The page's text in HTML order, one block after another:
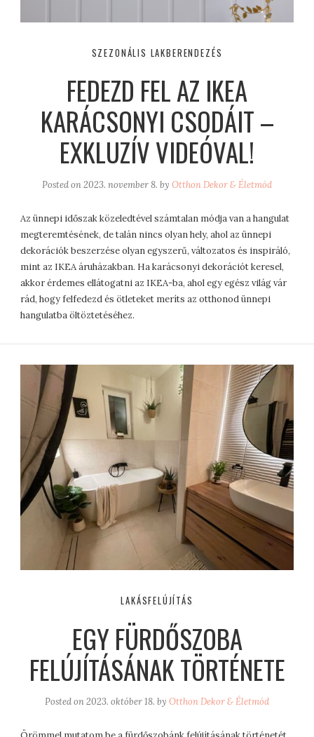
SZEZONÁLIS LAKBERENDEZÉS
FEDEZD FEL AZ IKEA
KARÁCSONYI CSODÁIT –
EXKLUZÍV VIDEÓVAL!
Posted on2023. november 8. by Otthon Dekor & Életmód
Az ünnepi időszak közeledtével számtalan módja van a hangulat
megteremtésének, de talán nincs olyan hely, ahol az ünnepi
dekorációk beszerzése olyan egyszerű, változatos és inspiráló,
mint az IKEA áruházakban. Ha karácsonyi dekorációt keresel,
akkor érdemes ellátogatni az IKEA-ba, ahol egy egész világ vár
rád, hogy felfedezd és ötleteket meríts az otthonod ünnepi
hangulatba öltöztetéséhez.
LAKÁSFELÚJÍTÁS
EGY FÜRDŐSZOBA
FELÚJÍTÁSÁNAK TÖRTÉNETE
Posted on2023. október 18. by Otthon Dekor & Életmód